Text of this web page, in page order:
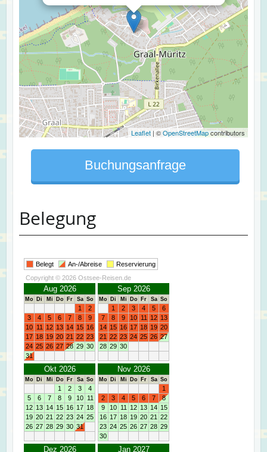
Leaflet | ©OpenStreetMapcontributors
Buchungsanfrage
Belegung